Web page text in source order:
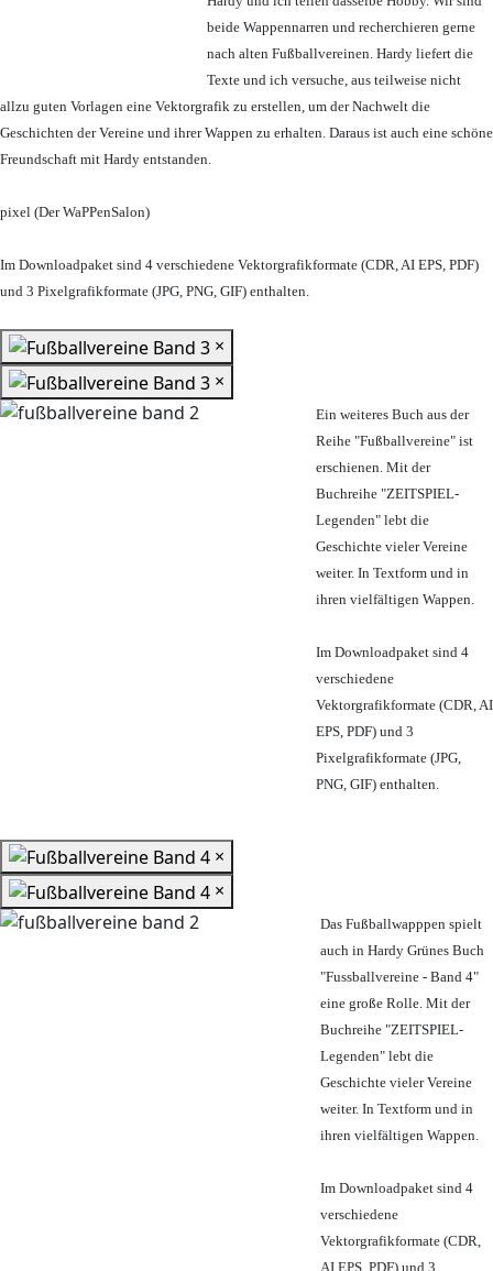
beide Wappennarren und recherchieren gerne
nach alten Fußballvereinen. Hardy liefert die
Texte und ich versuche, aus teilweise nicht
allzu guten Vorlagen eine Vektorgrafik zu erstellen, um der Nachwelt die
Geschichten der Vereine und ihrer Wappen zu erhalten. Daraus ist auch eine schöne
Freundschaft mit Hardy entstanden.
pixel (Der WaPPenSalon)
Im Downloadpaket sind 4 verschiedene Vektorgrafikformate (CDR, AI EPS, PDF)
und 3 Pixelgrafikformate (JPG, PNG, GIF) enthalten.
×
×
Ein weiteres Buch aus der
Reihe "Fußballvereine" ist
erschienen. Mit der
Buchreihe "ZEITSPIEL-
Legenden" lebt die
Geschichte vieler Vereine
weiter. In Textform und in
ihren vielfältigen Wappen.
Im Downloadpaket sind 4
verschiedene
Vektorgrafikformate (CDR, AI
EPS, PDF) und 3
Pixelgrafikformate (JPG,
PNG, GIF) enthalten.
×
×
Das Fußballwapppen spielt
auch in Hardy Grünes Buch
"Fussballvereine - Band 4"
eine große Rolle. Mit der
Buchreihe "ZEITSPIEL-
Legenden" lebt die
Geschichte vieler Vereine
weiter. In Textform und in
ihren vielfältigen Wappen.
Im Downloadpaket sind 4
verschiedene
Vektorgrafikformate (CDR,
AI EPS, PDF) und 3